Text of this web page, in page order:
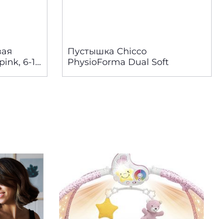
6-16
Пустышка Chicco
PhysioForma Dual Soft